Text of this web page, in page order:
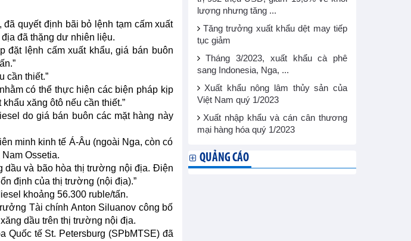
quyết định bãi bỏ lệnh tạm cấm xuất
đã thặng dư nhiên liệu.
đặt lệnh cấm xuất khẩu, giá bán buôn
cần thiết.”
có thể thực hiện các biện pháp kịp
xăng ôtô nếu cần thiết.”
do giá bán buôn các mặt hàng này
minh kinh tế Á-Âu (ngoài Nga, còn có
Ossetia.
dầu và bão hòa thị trường nội địa. Điện
định của thị trường (nội địa).”
khoảng 56.300 ruble/tấn.
Tài chính Anton Siluanov công bố
dầu trên thị trường nội địa.
Quốc tế St. Petersburg (SPbMTSE) đã
lượng nhưng tăng ...
Tăng trưởng xuất khẩu dệt may tiếp
tục giảm
Tháng 3/2023, xuất khẩu cà phê
sang Indonesia, Nga, ...
Xuất khẩu nông lâm thủy sản của
Việt Nam quý 1/2023
Xuất nhập khẩu và cán cân thương
mại hàng hóa quý 1/2023
QUẢNG CÁO